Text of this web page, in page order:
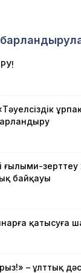
ғылыми-
байқауы
қатысуға
– ұлттық